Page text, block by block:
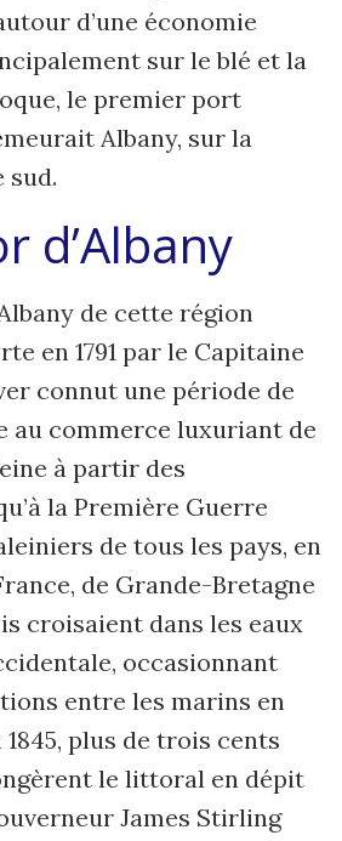
d’une économie
sur le blé et la
le premier port
Albany, sur la
sud.
d’Albany
de cette région
en 1791 par le Capitaine
connut une période de
au commerce luxuriant de
à partir des
la Première Guerre
de tous les pays, en
de Grande-Bretagne
croisaient dans les eaux
occasionnant
entre les marins en
plus de trois cents
le littoral en dépit
James Stirling